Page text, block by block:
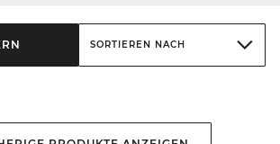
SORTIEREN NACH